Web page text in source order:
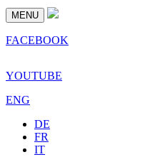
MENU
FACEBOOK
YOUTUBE
ENG
DE
FR
IT